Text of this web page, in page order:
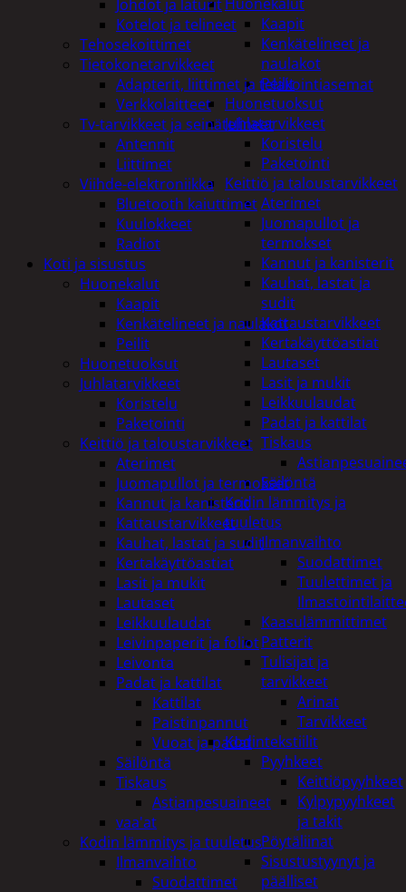
Kaapit
Kenkätelineet ja
naulakot
Peilit
Huonetuoksut
Juhlatarvikkeet
Koristelu
Paketointi
Keittiö ja taloustarvikkeet
Aterimet
Juomapullot ja
termokset
Kannut ja kanisterit
Kauhat, lastat ja
sudit
Kattaustarvikkeet
Kertakäyttöastiat
Lautaset
Lasit ja mukit
Leikkuulaudat
Padat ja kattilat
Tiskaus
Säilöntä
Kodin lämmitys ja
tuuletus
Ilmanvaihto
Suodattimet
Tuulettimet ja
Kaasulämmittimet
Patterit
Tulisijat ja
tarvikkeet
Arinat
Tarvikkeet
Kodintekstiilit
Pyyhkeet
Keittiöpyyhkeet
Kylpypyyhkeet
ja takit
Pöytäliinat
Sisustustyynyt ja
päälliset
Johdot ja laturit
Kotelot ja telineet
Tehosekoittimet
Tietokonetarvikkeet
Adapterit, liittimet ja telakointiasemat
Verkkolaitteet
Tv-tarvikkeet ja seinätelineet
Antennit
Liittimet
Viihde-elektroniikka
Bluetooth kaiuttimet
Kuulokkeet
Radiot
Koti ja sisustus
Huonekalut
Kaapit
Kenkätelineet ja naulakot
Peilit
Huonetuoksut
Juhlatarvikkeet
Koristelu
Paketointi
Keittiö ja taloustarvikkeet
Aterimet
Juomapullot ja termokset
Kannut ja kanisterit
Kattaustarvikkeet
Kauhat, lastat ja sudit
Kertakäyttöastiat
Lasit ja mukit
Lautaset
Leikkuulaudat
Leivinpaperit ja foliot
Leivonta
Padat ja kattilat
Kattilat
Paistinpannut
Vuoat ja padat
Säilöntä
Tiskaus
Astianpesuaineet
vaa'at
Kodin lämmitys ja tuuletus
Ilmanvaihto
Suodattimet